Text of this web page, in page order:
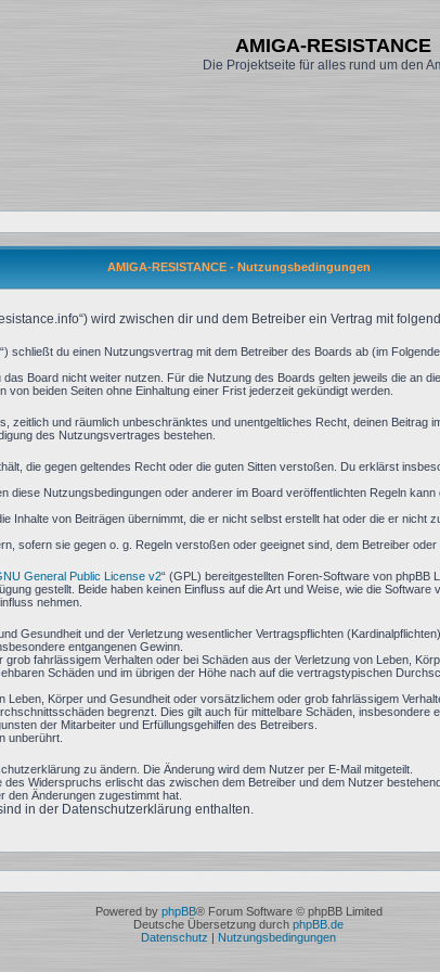
AMIGA-RESISTANCE
Die Projektseite für alles rund um den
AMIGA-RESISTANCE - Nutzungsbedingungen
wird zwischen dir und dem Betreiber ein Vertrag mit
schließt du einen Nutzungsvertrag mit dem Betreiber des Boards ab (im
Board nicht weiter nutzen. Für die Nutzung des Boards gelten jeweils die an
beiden Seiten ohne Einhaltung einer Frist jederzeit gekündigt werden.
zeitlich und räumlich unbeschränktes und unentgeltliches Recht, deinen Beitrag
des Nutzungsvertrages bestehen.
die gegen geltendes Recht oder die guten Sitten verstoßen. Du erklärst
diese Nutzungsbedingungen oder anderer im Board veröffentlichten Regeln
Inhalte von Beiträgen übernimmt, die er nicht selbst erstellt hat oder die er nicht
sofern sie gegen o. g. Regeln verstoßen oder geeignet sind, dem Betreiber
General Public License v2“ (GPL) bereitgestellten Foren-Software von phpBB
gestellt. Beide haben keinen Einfluss auf die Art und Weise, wie die
nehmen.
Gesundheit und der Verletzung wesentlicher Vertragspflichten
entgangenen Gewinn.
fahrlässigem Verhalten oder bei Schäden aus der Verletzung von Leben,
Schäden und im übrigen der Höhe nach auf die vertragstypischen
Leben, Körper und Gesundheit oder vorsätzlichem oder grob fahrlässigem
begrenzt. Dies gilt auch für mittelbare Schäden, insbesondere
der Mitarbeiter und Erfüllungsgehilfen des Betreibers.
unberührt.
zu ändern. Die Änderung wird dem Nutzer per E-Mail mitgeteilt.
Widerspruchs erlischt das zwischen dem Betreiber und dem Nutzer
den Änderungen zugestimmt hat.
in der Datenschutzerklärung enthalten.
Powered by phpBB® Forum Software © phpBB Limited
Deutsche Übersetzung durch phpBB.de
Datenschutz | Nutzungsbedingungen